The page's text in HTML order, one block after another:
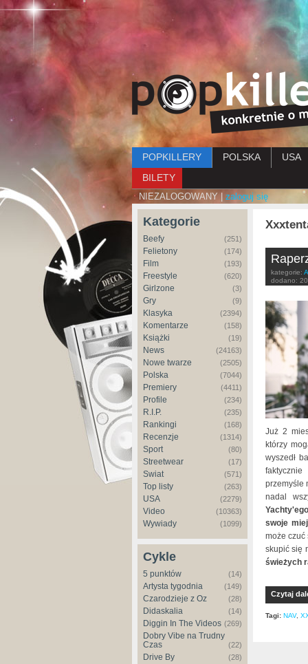
Menu główne
POPKILLERY POLSKA
USA
BILETY
NIEZALOGOWANY | zaloguj się
Kategorie
Beefy (251)
Felietony (174)
Film (193)
Freestyle (620)
Girlzone (3)
Gry (9)
Klasyka (2394)
Komentarze (158)
Książki (19)
News (24163)
Nowe twarze (2505)
Polska (7044)
Premiery (4411)
Profile (234)
R.I.P. (235)
Rankingi (168)
Recenzje (1314)
Sport (80)
Streetwear (17)
Świat (571)
Top listy (263)
USA (2279)
Video (10363)
Wywiady (1099)
Cykle
5 punktów (14)
Artysta tygodnia (149)
Czarodzieje z Oz (28)
Didaskalia (14)
Diggin In The Videos (269)
Dobry Vibe na Trudny
Czas
(22)
Drive By (28)
kategorie:
dodano:
Już 2
którzy
wyszedł
przemyśle
nadal
swoje
może czuć
skupić się
świeżych
Czytaj
Tagi: NAV,